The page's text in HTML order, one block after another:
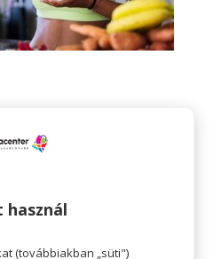
elhatározás. Ám jobb, ha
Időbe telhet, amíg
használ
(továbbiakban „süti")